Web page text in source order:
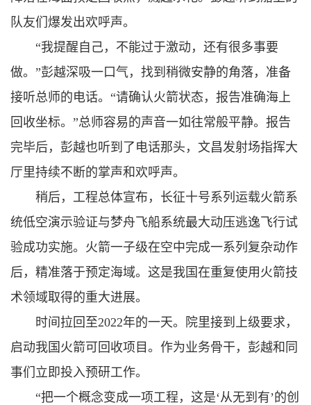
队友们爆发出欢呼声。
“我提醒自己，不能过于激动，还有很多事要
做。”彭越深吸一口气，找到稍微安静的角落，准备
接听总师的电话。“请确认火箭状态，报告准确海上
回收坐标。”总师容易的声音一如往常般平静。报告
完毕后，彭越也听到了电话那头，文昌发射场指挥大
厅里持续不断的掌声和欢呼声。
稍后，工程总体宣布，长征十号系列运载火箭系
统低空演示验证与梦舟飞船系统最大动压逃逸飞行试
验成功实施。火箭一子级在空中完成一系列复杂动作
后，精准落于预定海域。这是我国在重复使用火箭技
术领域取得的重大进展。
时间拉回至2022年的一天。院里接到上级要求，
启动我国火箭可回收项目。作为业务骨干，彭越和同
事们立即投入预研工作。
“把一个概念变成一项工程，这是‘从无到有’的创